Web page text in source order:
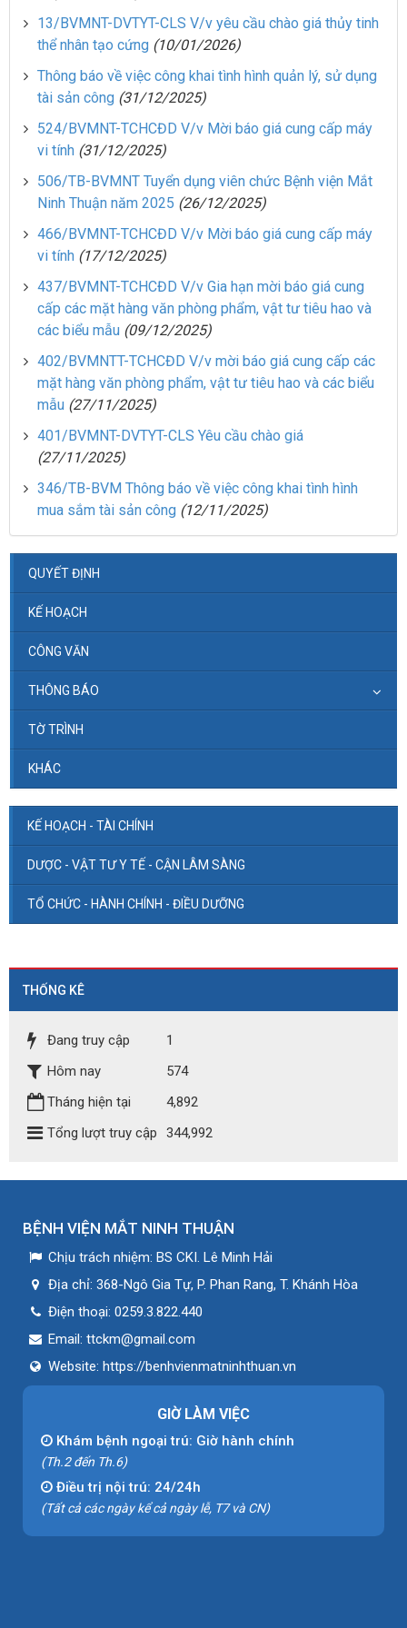
13/BVMNT-DVTYT-CLS V/v yêu cầu chào giá thủy tinh
thể nhân tạo cứng (10/01/2026)
Thông báo về việc công khai tình hình quản lý, sử dụng
tài sản công (31/12/2025)
524/BVMNT-TCHCĐD V/v Mời báo giá cung cấp máy
vi tính (31/12/2025)
506/TB-BVMNT Tuyển dụng viên chức Bệnh viện Mắt
Ninh Thuận năm 2025 (26/12/2025)
466/BVMNT-TCHCĐD V/v Mời báo giá cung cấp máy
vi tính (17/12/2025)
437/BVMNT-TCHCĐD V/v Gia hạn mời báo giá cung
cấp các mặt hàng văn phòng phẩm, vật tư tiêu hao và
các biểu mẫu (09/12/2025)
402/BVMNTT-TCHCĐD V/v mời báo giá cung cấp các
mặt hàng văn phòng phẩm, vật tư tiêu hao và các biểu
mẫu (27/11/2025)
401/BVMNT-DVTYT-CLS Yêu cầu chào giá
(27/11/2025)
346/TB-BVM Thông báo về việc công khai tình hình
mua sắm tài sản công (12/11/2025)
QUYẾT ĐỊNH
KẾ HOẠCH
CÔNG VĂN
THÔNG BÁO
TỜ TRÌNH
KHÁC
KẾ HOẠCH - TÀI CHÍNH
DƯỢC - VẬT TƯ Y TẾ - CẬN LÂM SÀNG
TỔ CHỨC - HÀNH CHÍNH - ĐIỀU DƯỠNG
THỐNG KÊ
Đang truy cập
1
Hôm nay
574
Tháng hiện tại
4,892
Tổng lượt truy cập
344,992
BỆNH VIỆN MẮT NINH THUẬN
Chịu trách nhiệm: BS CKI. Lê Minh Hải
Địa chỉ: 368-Ngô Gia Tự, P. Phan Rang, T. Khánh Hòa
Điện thoại: 0259.3.822.440
Email: ttckm@gmail.com
Website: https://benhvienmatninhthuan.vn
GIỜ LÀM VIỆC
Khám bệnh ngoại trú: Giờ hành chính
(Th.2 đến Th.6)
Điều trị nội trú: 24/24h
(Tất cả các ngày kể cả ngày lễ, T7 và CN)